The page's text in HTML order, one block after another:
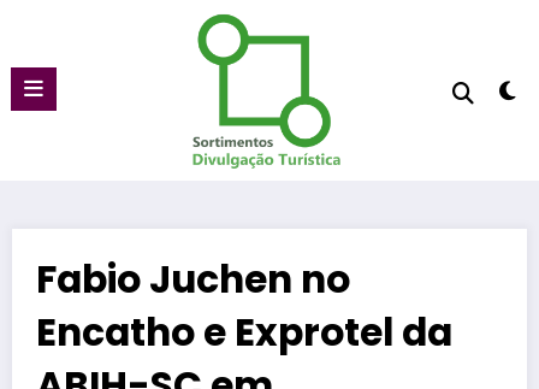
conteúdo
Fabio Juchen no
Encatho e Exprotel da